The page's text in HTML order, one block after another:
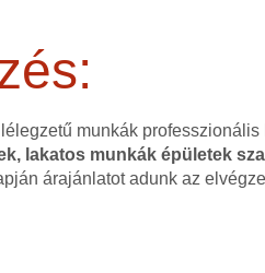
munkák
lakatos munkák épületek
árajánlatot adunk az